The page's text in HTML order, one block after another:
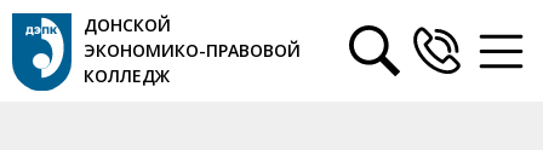
ДОНСКОЙ
ЭКОНОМИКО-ПРАВОВОЙ
КОЛЛЕДЖ